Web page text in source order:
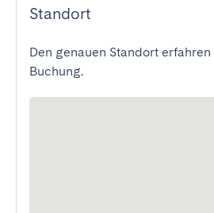
Standort
Den genauen Standort
Buchung.